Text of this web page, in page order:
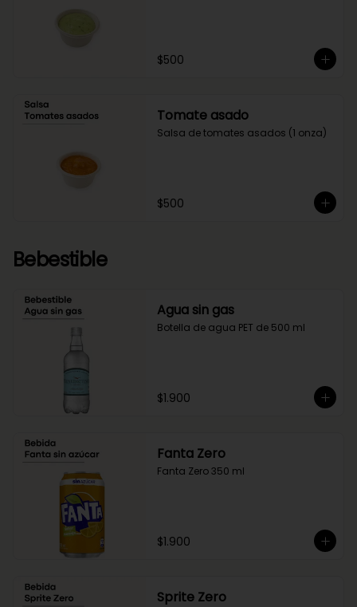
$500
Tomate asado
Salsa de tomates asados (1 onza)
$500
Bebestible
Agua sin gas
Botella de agua PET de 500 ml
$1.900
Fanta Zero
Fanta Zero 350 ml
$1.900
Sprite Zero